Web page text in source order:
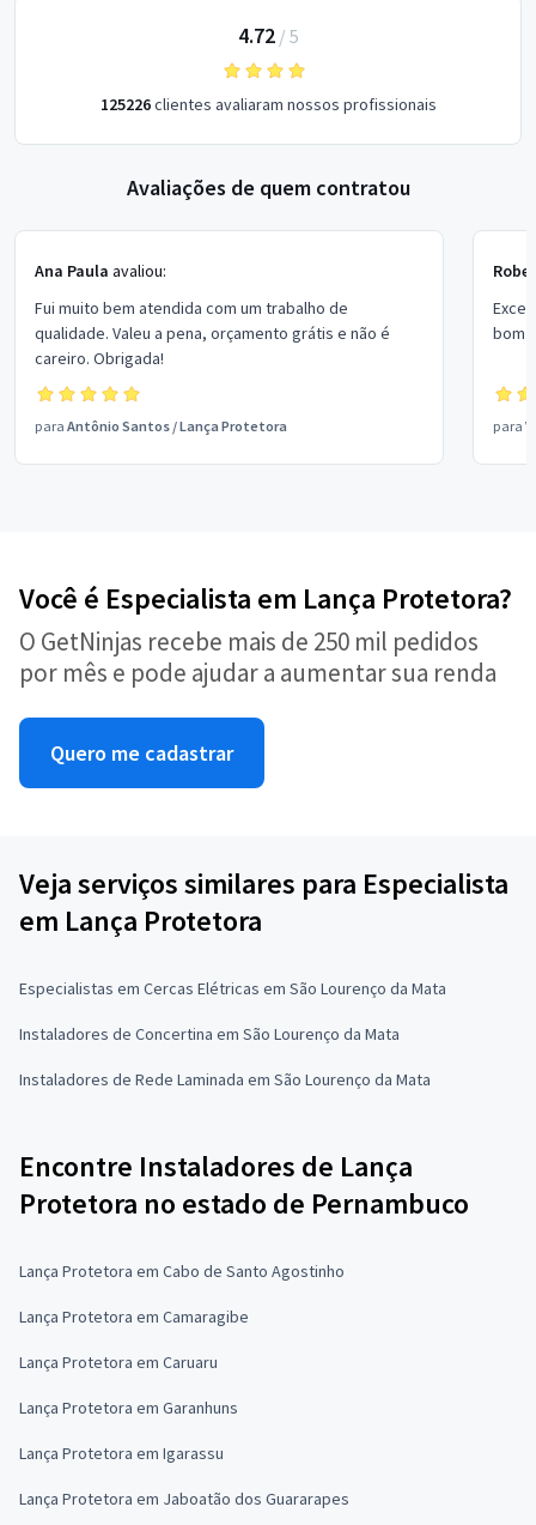
4.72/ 5
125226clientes avaliaram nossos profissionais
Avaliações de quem contratou
Ana Paula avaliou:
Fui muito bem atendida com um trabalho de
qualidade. Valeu a pena, orçamento grátis e não é
careiro. Obrigada!
para Antônio Santos /Lança Protetora
bom
para
Você é Especialista em Lança Protetora?
O GetNinjas recebe mais de 250 mil pedidos
por mês e pode ajudar a aumentar sua renda
Quero me cadastrar
Veja serviços similares para Especialista
em Lança Protetora
Especialistas em Cercas Elétricas em São Lourenço da Mata
Instaladores de Concertina em São Lourenço da Mata
Instaladores de Rede Laminada em São Lourenço da Mata
Encontre Instaladores de Lança
Protetora no estado de Pernambuco
Lança Protetora em Cabo de Santo Agostinho
Lança Protetora em Camaragibe
Lança Protetora em Caruaru
Lança Protetora em Garanhuns
Lança Protetora em Igarassu
Lança Protetora em Jaboatão dos Guararapes